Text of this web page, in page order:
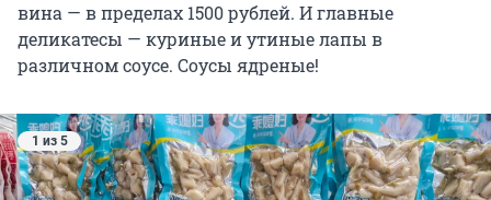
вина — в пределах 1500 рублей. И главные
деликатесы — куриные и утиные лапы в
различном соусе. Соусы ядреные!
1 из 5